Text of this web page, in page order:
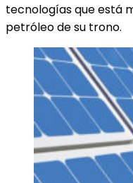
tecnologías que está
petróleo de su trono.